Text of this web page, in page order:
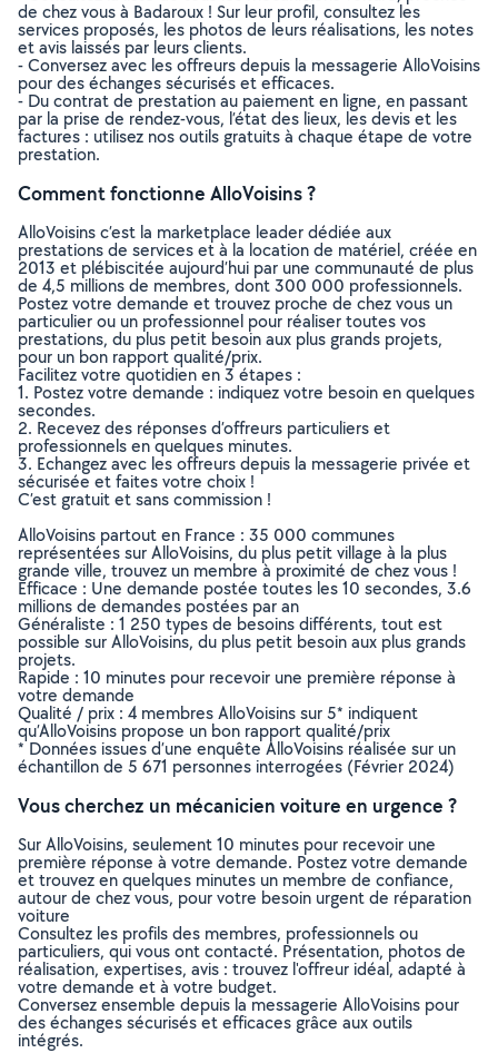
de chez vous à Badaroux ! Sur leur profil, consultez les
services proposés, les photos de leurs réalisations, les notes
et avis laissés par leurs clients.
- Conversez avec les offreurs depuis la messagerie AlloVoisins
pour des échanges sécurisés et efficaces.
- Du contrat de prestation au paiement en ligne, en passant
par la prise de rendez-vous, l’état des lieux, les devis et les
factures : utilisez nos outils gratuits à chaque étape de votre
prestation.
Comment fonctionne AlloVoisins ?
AlloVoisins c’est la marketplace leader dédiée aux
prestations de services et à la location de matériel, créée en
2013 et plébiscitée aujourd’hui par une communauté de plus
de 4,5 millions de membres, dont 300 000 professionnels.
Postez votre demande et trouvez proche de chez vous un
particulier ou un professionnel pour réaliser toutes vos
prestations, du plus petit besoin aux plus grands projets,
pour un bon rapport qualité/prix.
Facilitez votre quotidien en 3 étapes :
1. Postez votre demande : indiquez votre besoin en quelques
secondes.
2. Recevez des réponses d’offreurs particuliers et
professionnels en quelques minutes.
3. Echangez avec les offreurs depuis la messagerie privée et
sécurisée et faites votre choix !
C’est gratuit et sans commission !
AlloVoisins partout en France : 35 000 communes
représentées sur AlloVoisins, du plus petit village à la plus
grande ville, trouvez un membre à proximité de chez vous !
Efficace : Une demande postée toutes les 10 secondes, 3.6
millions de demandes postées par an
Généraliste : 1 250 types de besoins différents, tout est
possible sur AlloVoisins, du plus petit besoin aux plus grands
projets.
Rapide : 10 minutes pour recevoir une première réponse à
votre demande
Qualité / prix : 4 membres AlloVoisins sur 5* indiquent
qu’AlloVoisins propose un bon rapport qualité/prix
* Données issues d’une enquête AlloVoisins réalisée sur un
échantillon de 5 671 personnes interrogées (Février 2024)
Vous cherchez un mécanicien voiture en urgence ?
Sur AlloVoisins, seulement 10 minutes pour recevoir une
première réponse à votre demande. Postez votre demande
et trouvez en quelques minutes un membre de confiance,
autour de chez vous, pour votre besoin urgent de réparation
voiture
Consultez les profils des membres, professionnels ou
particuliers, qui vous ont contacté. Présentation, photos de
réalisation, expertises, avis : trouvez l'offreur idéal, adapté à
votre demande et à votre budget.
Conversez ensemble depuis la messagerie AlloVoisins pour
des échanges sécurisés et efficaces grâce aux outils
intégrés.